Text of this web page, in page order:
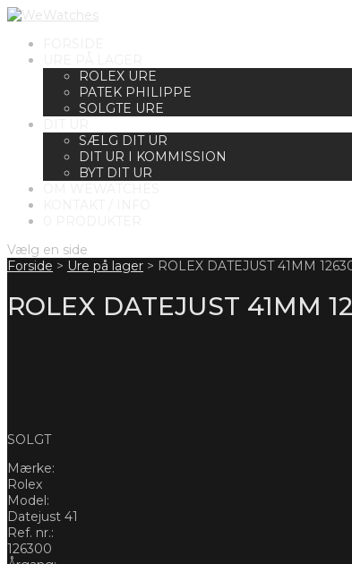
ROLEX URE
PATEK PHILIPPE
SOLGTE URE
SÆLG DIT UR
DIT UR I KOMMISSION
BYT DIT UR
Vælg en side
Forside > Ure på lager > ROLEX DATEJUST 41MM
ROLEX DATEJUST 41MM
SOLGT
Mærke:
Rolex
Model:
Datejust 41
Ref. nr.:
126300